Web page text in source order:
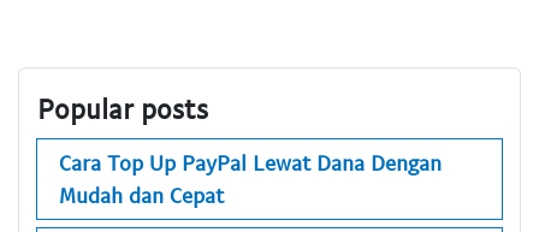
Popular posts
Cara Top Up PayPal Lewat Dana Dengan
Mudah dan Cepat